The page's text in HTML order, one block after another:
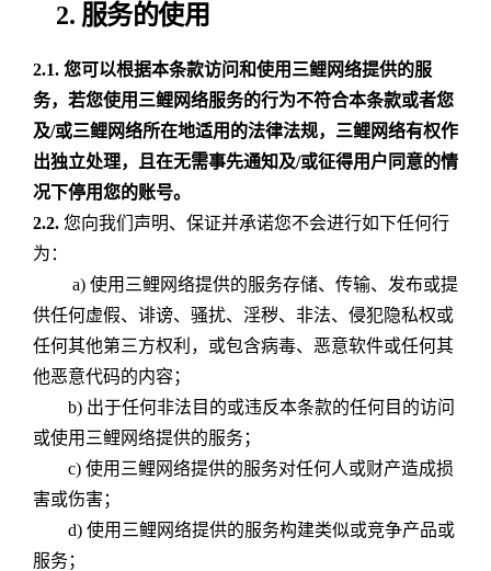
2. 服务的使用
2.1. 您可以根据本条款访问和使用三鲤网络提供的服
务，若您使用三鲤网络服务的行为不符合本条款或者您
及/或三鲤网络所在地适用的法律法规，三鲤网络有权作
出独立处理，且在无需事先通知及/或征得用户同意的情
况下停用您的账号。
2.2.您向我们声明、保证并承诺您不会进行如下任何行
为：
a) 使用三鲤网络提供的服务存储、传输、发布或提
供任何虚假、诽谤、骚扰、淫秽、非法、侵犯隐私权或
任何其他第三方权利，或包含病毒、恶意软件或任何其
他恶意代码的内容；
b) 出于任何非法目的或违反本条款的任何目的访问
或使用三鲤网络提供的服务；
c) 使用三鲤网络提供的服务对任何人或财产造成损
害或伤害；
d) 使用三鲤网络提供的服务构建类似或竞争产品或
服务；